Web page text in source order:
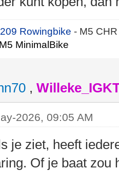
Rowingbike- M5
MinimalBike
,
2026, 09:05 AM
je ziet, heeft
Of je baat zou